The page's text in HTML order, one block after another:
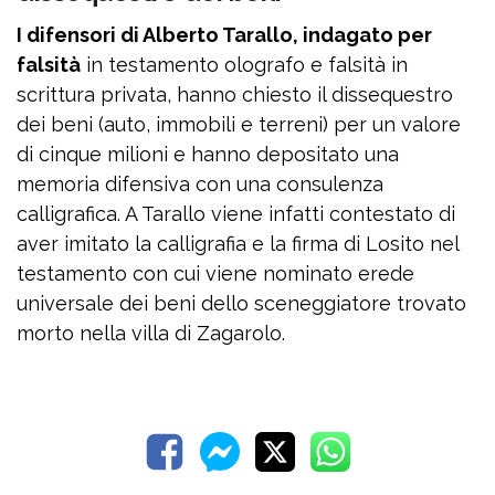
I difensori di Alberto Tarallo, indagato per
falsità in testamento olografo e falsità in
scrittura privata, hanno chiesto il dissequestro
dei beni (auto, immobili e terreni) per un valore
di cinque milioni e hanno depositato una
memoria difensiva con una consulenza
calligrafica. A Tarallo viene infatti contestato di
aver imitato la calligrafia e la firma di Losito nel
testamento con cui viene nominato erede
universale dei beni dello sceneggiatore trovato
morto nella villa di Zagarolo.